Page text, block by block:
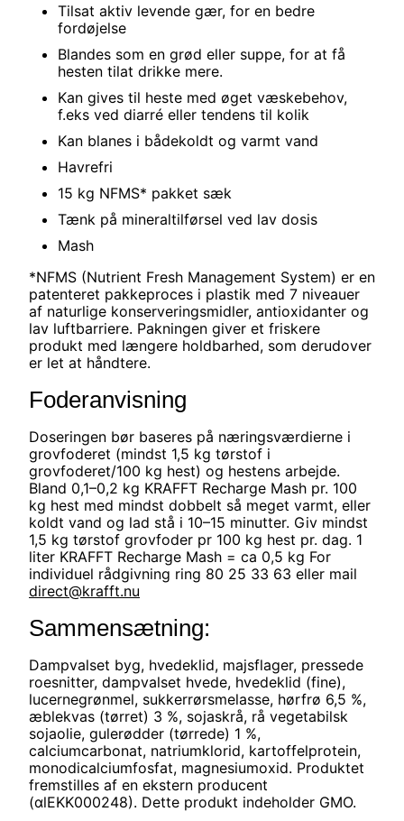
Tilsat aktiv levende gær, for en bedre
fordøjelse
Blandes som en grød eller suppe, for at få
hesten tilat drikke mere.
Kan gives til heste med øget væskebehov,
f.eks ved diarré eller tendens til kolik
Kan blanes i bådekoldt og varmt vand
Havrefri
15 kg NFMS* pakket sæk
Tænk på mineraltilførsel ved lav dosis
Mash
*NFMS (Nutrient Fresh Management System) er en
patenteret pakkeproces i plastik med 7 niveauer
af naturlige konserveringsmidler, antioxidanter og
lav luftbarriere. Pakningen giver et friskere
produkt med længere holdbarhed, som derudover
er let at håndtere.
Foderanvisning
Doseringen bør baseres på næringsværdierne i
grovfoderet (mindst 1,5 kg tørstof i
grovfoderet/100 kg hest) og hestens arbejde.
Bland 0,1–0,2 kg KRAFFT Recharge Mash pr. 100
kg hest med mindst dobbelt så meget varmt, eller
koldt vand og lad stå i 10–15 minutter. Giv mindst
1,5 kg tørstof grovfoder pr 100 kg hest pr. dag. 1
liter KRAFFT Recharge Mash = ca 0,5 kg For
individuel rådgivning ring 80 25 33 63 eller mail
direct@krafft.nu
Sammensætning:
Dampvalset byg, hvedeklid, majsflager, pressede
roesnitter, dampvalset hvede, hvedeklid (fine),
lucernegrønmel, sukkerrørsmelasse, hørfrø 6,5 %,
æblekvas (tørret) 3 %, sojaskrå, rå vegetabilsk
sojaolie, gulerødder (tørrede) 1 %,
calciumcarbonat, natriumklorid, kartoffelprotein,
monodicalciumfosfat, magnesiumoxid. Produktet
fremstilles af en ekstern producent
(αlEKK000248). Dette produkt indeholder GMO.